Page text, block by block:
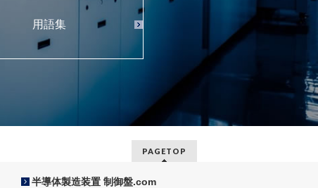
用語集
PAGETOP
半導体製造装置 制御盤.com